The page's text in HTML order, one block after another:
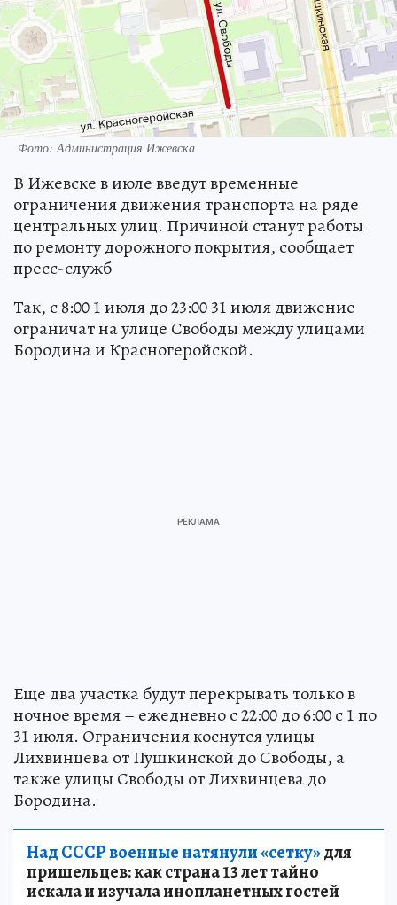
Фото: Администрация Ижевска
В Ижевске в июле введут временные
ограничения движения транспорта на ряде
центральных улиц. Причиной станут работы
по ремонту дорожного покрытия, сообщает
пресс-служб
Так, с 8:00 1 июля до 23:00 31 июля движение
ограничат на улице Свободы между улицами
Бородина и Красногеройской.
Еще два участка будут перекрывать только в
ночное время – ежедневно с 22:00 до 6:00 с 1 по
31 июля. Ограничения коснутся улицы
Лихвинцева от Пушкинской до Свободы, а
также улицы Свободы от Лихвинцева до
Бородина.
Над СССР военные натянули «сетку»для
пришельцев: как страна 13 лет тайно
искала и изучала инопланетных гостей